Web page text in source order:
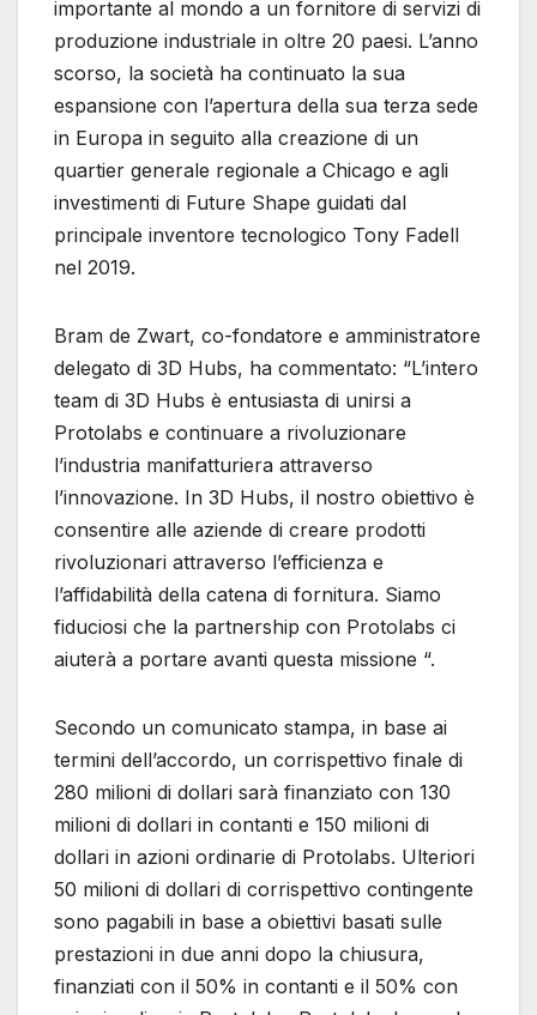
importante al mondo a un fornitore di servizi di
produzione industriale in oltre 20 paesi. L’anno
scorso, la società ha continuato la sua
espansione con l’apertura della sua terza sede
in Europa in seguito alla creazione di un
quartier generale regionale a Chicago e agli
investimenti di Future Shape guidati dal
principale inventore tecnologico Tony Fadell
nel 2019.
Bram de Zwart, co-fondatore e amministratore
delegato di 3D Hubs, ha commentato: “L’intero
team di 3D Hubs è entusiasta di unirsi a
Protolabs e continuare a rivoluzionare
l’industria manifatturiera attraverso
l’innovazione. In 3D Hubs, il nostro obiettivo è
consentire alle aziende di creare prodotti
rivoluzionari attraverso l’efficienza e
l’affidabilità della catena di fornitura. Siamo
fiduciosi che la partnership con Protolabs ci
aiuterà a portare avanti questa missione “.
Secondo un comunicato stampa, in base ai
termini dell’accordo, un corrispettivo finale di
280 milioni di dollari sarà finanziato con 130
milioni di dollari in contanti e 150 milioni di
dollari in azioni ordinarie di Protolabs. Ulteriori
50 milioni di dollari di corrispettivo contingente
sono pagabili in base a obiettivi basati sulle
prestazioni in due anni dopo la chiusura,
finanziati con il 50% in contanti e il 50% con